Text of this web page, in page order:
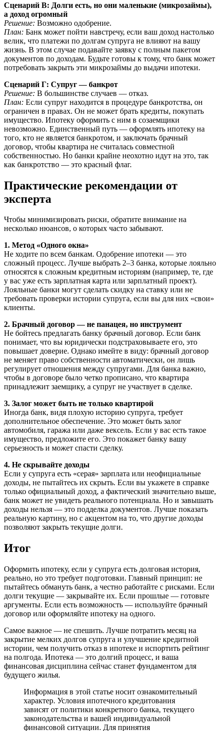
Сценарий В: Долги есть, но они маленькие (микрозаймы),
а доход огромный
Решение: Возможно одобрение.
План: Банк может пойти навстречу, если ваш доход настолько
велик, что платежи по долгам супруга не влияют на вашу
жизнь. В этом случае подавайте заявку с полным пакетом
документов по доходам. Будьте готовы к тому, что банк может
потребовать закрыть эти микрозаймы до выдачи ипотеки.
Сценарий Г: Супруг — банкрот
Решение: В большинстве случаев — отказ.
План: Если супруг находится в процедуре банкротства, он
ограничен в правах. Он не может брать кредиты, покупать
имущество. Ипотеку оформить с ним в созаемщики
невозможно. Единственный путь — оформлять ипотеку на
того, кто не является банкротом, и заключать брачный
договор, чтобы квартира не считалась совместной
собственностью. Но банки крайне неохотно идут на это, так
как банкротство — это красный флаг.
Практические рекомендации от
эксперта
Чтобы минимизировать риски, обратите внимание на
несколько нюансов, о которых часто забывают.
1. Метод «Одного окна»
Не ходите по всем банкам. Одобрение ипотеки — это
сложный процесс. Лучше выбрать 2–3 банка, которые лояльно
относятся к сложным кредитным историям (например, те, где
у вас уже есть зарплатная карта или зарплатный проект).
Лояльные банки могут сделать скидку на ставку или не
требовать проверки истории супруга, если вы для них «свои»
клиенты.
2. Брачный договор — не панацея, но инструмент
Не бойтесь предлагать банку брачный договор. Если банк
понимает, что вы юридически подстраховываете его, это
повышает доверие. Однако имейте в виду: брачный договор
не меняет право собственности автоматически, он лишь
регулирует отношения между супругами. Для банка важно,
чтобы в договоре было четко прописано, что квартира
принадлежит заемщику, а супруг не участвует в сделке.
3. Залог может быть не только квартирой
Иногда банк, видя плохую историю супруга, требует
дополнительное обеспечение. Это может быть залог
автомобиля, гаража или даже вексель. Если у вас есть такое
имущество, предложите его. Это покажет банку вашу
серьезность и может спасти сделку.
4. Не скрывайте доходы
Если у супруга есть «серая» зарплата или неофициальные
доходы, не пытайтесь их скрыть. Если вы укажете в справке
только официальный доход, а фактический значительно выше,
банк может не увидеть реального потенциала. Но и завышать
доходы нельзя — это подделка документов. Лучше показать
реальную картину, но с акцентом на то, что другие доходы
позволяют закрыть текущие долги.
Итог
Оформить ипотеку, если у супруга есть долговая история,
реально, но это требует подготовки. Главный принцип: не
пытайтесь обмануть банк, а честно работайте с рисками. Если
долги текущие — закрывайте их. Если прошлые — готовьте
аргументы. Если есть возможность — используйте брачный
договор или оформляйте ипотеку на одного.
Самое важное — не спешить. Лучше потратить месяц на
закрытие мелких долгов супруга и улучшение кредитной
истории, чем получить отказ в ипотеке и испортить рейтинг
на полгода. Ипотека — это долгий процесс, и ваша
финансовая дисциплина сейчас станет фундаментом для
будущего жилья.
Информация в этой статье носит ознакомительный
характер. Условия ипотечного кредитования
зависят от политики конкретного банка, текущего
законодательства и вашей индивидуальной
финансовой ситуации. Для принятия